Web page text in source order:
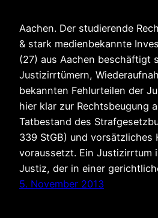
Aachen. Der studierende
& stark medienbekannte
(27) aus Aachen beschäftigt
Justizirrtümern,
bekannten Fehlurteilen der
hier klar zur Rechtsbeugung
Tatbestand des
339 StGB) und vorsätzliches
voraussetzt. Ein Justizirrtum
Justiz, der in einer
5. November 2013